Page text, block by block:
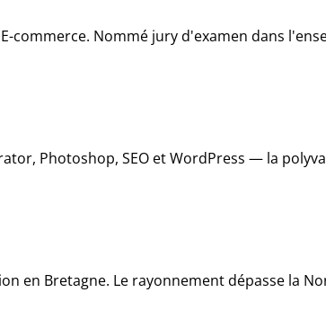
commerce. Nommé jury d'examen dans
Photoshop, SEO et WordPress — la
en Bretagne. Le rayonnement dépasse la